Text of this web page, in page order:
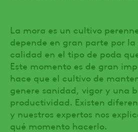
La mora es un cultivo
depende en gran parte por
calidad en el tipo de poda
Este momento es de gran
hace que el cultivo de
genere sanidad, vigor y una
productividad. Existen
y nuestros expertos nos
qué momento hacerlo.